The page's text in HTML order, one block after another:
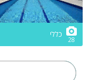
28
כללי